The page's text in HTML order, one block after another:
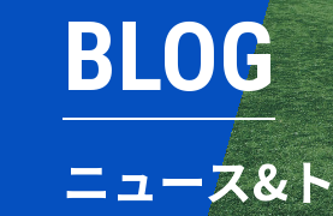
BLOG
ニュース&